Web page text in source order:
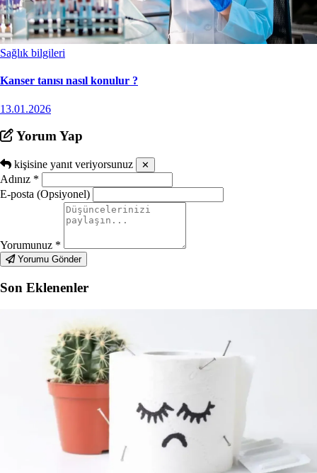
Sağlık bilgileri
Kanser tanısı nasıl konulur ?
13.01.2026
Yorum Yap
kişisine yanıt veriyorsunuz ✕
Adınız *
E-posta (Opsiyonel)
Yorumunuz *
Yorumu Gönder
Son Eklenenler